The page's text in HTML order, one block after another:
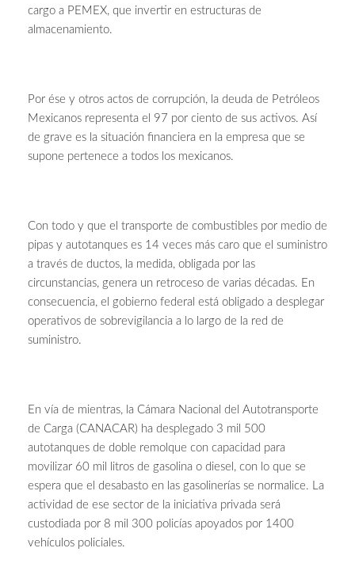
cargo a PEMEX, que invertir en estructuras de
almacenamiento.
Por ése y otros actos de corrupción, la deuda de Petróleos
Mexicanos representa el 97 por ciento de sus activos. Así
de grave es la situación financiera en la empresa que se
supone pertenece a todos los mexicanos.
Con todo y que el transporte de combustibles por medio de
pipas y autotanques es 14 veces más caro que el suministro
a través de ductos, la medida, obligada por las
circunstancias, genera un retroceso de varias décadas. En
consecuencia, el gobierno federal está obligado a desplegar
operativos de sobrevigilancia a lo largo de la red de
suministro.
En vía de mientras, la Cámara Nacional del Autotransporte
de Carga (CANACAR) ha desplegado 3 mil 500
autotanques de doble remolque con capacidad para
movilizar 60 mil litros de gasolina o diesel, con lo que se
espera que el desabasto en las gasolinerías se normalice. La
actividad de ese sector de la iniciativa privada será
custodiada por 8 mil 300 policías apoyados por 1400
vehículos policiales.